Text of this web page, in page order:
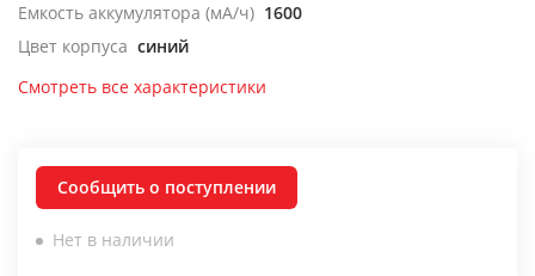
Емкость аккумулятора (мА/ч) 1600
Цвет корпуса синий
Смотреть все характеристики
Сообщить о поступлении
Нет в наличии